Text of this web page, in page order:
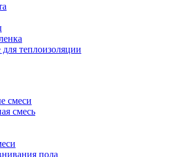
теплоизоляции
смеси
смесь
пола